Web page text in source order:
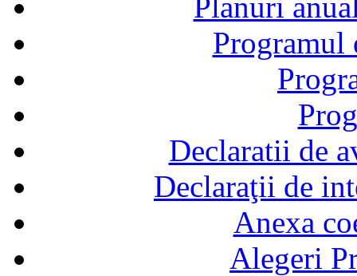
Declaratii de
Declaraţii de
Anexa
Alegeri